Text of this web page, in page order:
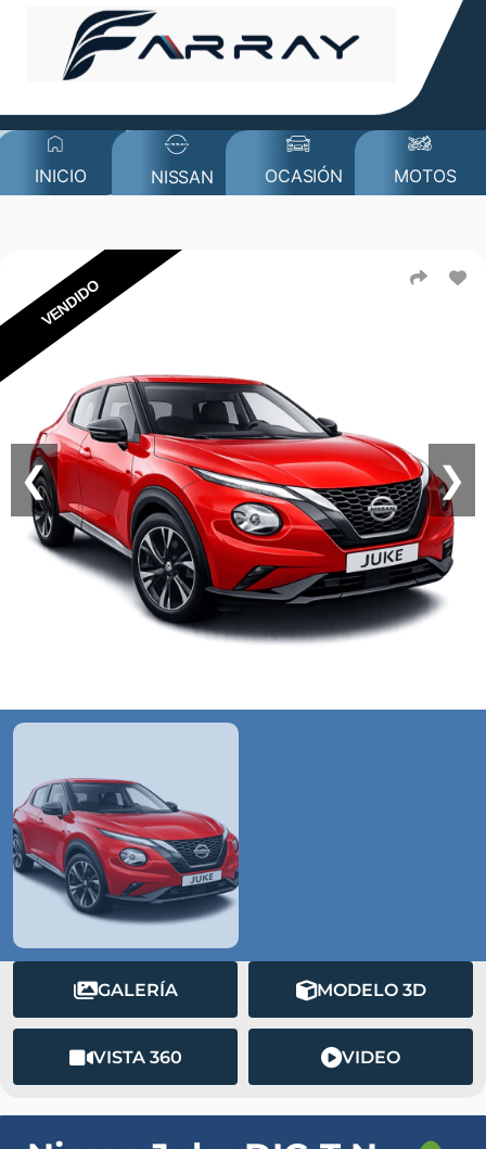
INICIO NISSAN OCASIÓN MOTOS
❮ ❯
VENDIDO
GALERÍA MODELO 3D
VISTA 360 VIDEO